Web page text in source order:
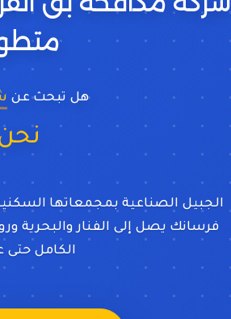
هل تبحث عن
نحن
الجبيل الصناعية بمجمعاتها
فرسانك يصل إلى الفنار والبحرية
الكامل